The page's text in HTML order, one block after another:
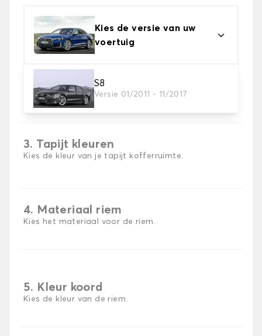
Kies de versie van uw
voertuig
S8
Versie 01/2011 - 11/2017
2. Materiaal
Kies het materiaal van uw kofferbakmat
3. Tapijt kleuren
Kies de kleur van je tapijt kofferruimte.
4. Materiaal riem
Kies het materiaal voor de riem.
5. Kleur koord
Kies de kleur van de riem.